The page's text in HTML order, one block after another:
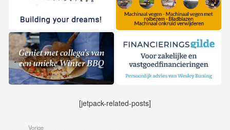
[jetpack-related-posts]
Vorige